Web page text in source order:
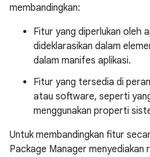
membandingkan:
Fitur yang diperlukan oleh
dideklarasikan dalam
dalam manifes aplikasi.
Fitur yang tersedia di
atau software, seperti
menggunakan properti
Untuk membandingkan fitur
Package Manager